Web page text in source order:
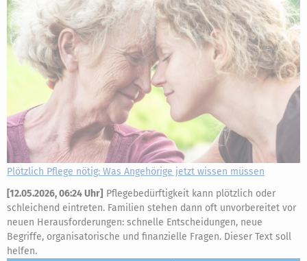
Plötzlich Pflege nötig: Was Angehörige jetzt wissen müssen
[12.05.2026, 06:24 Uhr] Pflegebedürftigkeit kann plötzlich oder
schleichend eintreten. Familien stehen dann oft unvorbereitet vor
neuen Herausforderungen: schnelle Entscheidungen, neue
Begriffe, organisatorische und finanzielle Fragen. Dieser Text soll
helfen.